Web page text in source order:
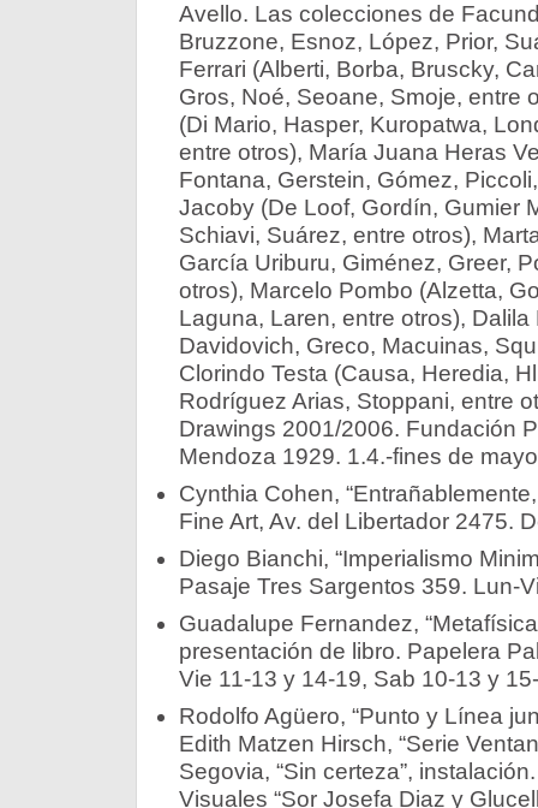
Avello. Las colecciones de
Bruzzone, Esnoz, López, Prior,
Ferrari (Alberti, Borba, Bruscky,
Gros, Noé, Seoane, Smoje, entre
(Di Mario, Hasper, Kuropatwa,
entre otros), María Juana Heras
Fontana, Gerstein, Gómez,
Jacoby (De Loof, Gordín, Gumier
Schiavi, Suárez, entre otros),
García Uriburu, Giménez, Greer,
otros), Marcelo Pombo (Alzetta,
Laguna, Laren, entre otros), Dalila
Davidovich, Greco, Macuinas,
Clorindo Testa (Causa, Heredia,
Rodríguez Arias, Stoppani, entre
Drawings 2001/2006. Fundación
Mendoza 1929. 1.4.-fines de
Cynthia Cohen,
Fine Art, Av. del Libertador 2475.
Diego Bianchi, “Imperialismo
Pasaje Tres Sargentos 359. Lun-
Guadalupe Fernandez,
presentación de libro. Papelera
Vie 11-13 y 14-19, Sab 10-13 y
Rodolfo Agüero, “Punto y Línea
Edith Matzen Hirsch, “Serie
Segovia, “Sin certeza”,
Visuales “Sor Josefa Diaz y